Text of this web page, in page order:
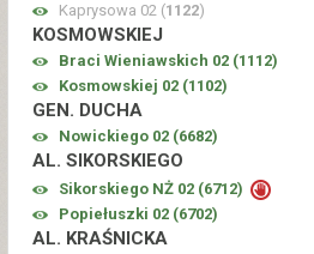
Kaprysowa 02 (1122)
KOSMOWSKIEJ
Braci Wieniawskich 02 (1112)
Kosmowskiej 02 (1102)
GEN. DUCHA
Nowickiego 02 (6682)
AL. SIKORSKIEGO
Sikorskiego NŻ 02 (6712)
Popiełuszki 02 (6702)
AL. KRAŚNICKA